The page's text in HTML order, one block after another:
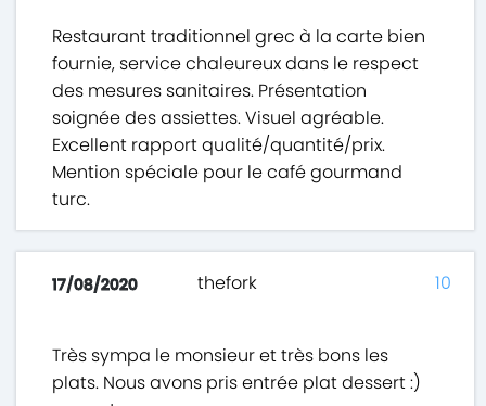
Restaurant traditionnel grec à la carte bien
fournie, service chaleureux dans le respect
des mesures sanitaires. Présentation
soignée des assiettes. Visuel agréable.
Excellent rapport qualité/quantité/prix.
Mention spéciale pour le café gourmand
turc.
17/08/2020 thefork
Très sympa le monsieur et très bons les
plats. Nous avons pris entrée plat dessert :)
10